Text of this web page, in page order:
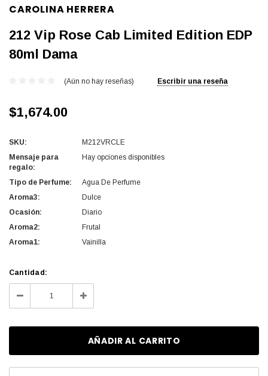
CAROLINA HERRERA
212 Vip Rose Cab Limited Edition EDP
80ml Dama
(Aún no hay reseñas) Escribir una reseña
$1,674.00
SKU:
M212VRCLE
Mensaje para
regalo:
Hay opciones disponibles
Tipo de Perfume:
Agua De Perfume
Aroma3:
Dulce
Ocasión:
Diario
Aroma2:
Frutal
Aroma1:
Vainilla
Cantidad
actual
de
Cantidad:
Disminuir
cantidad
undefined
Aumentar
la
cantidad
undefined